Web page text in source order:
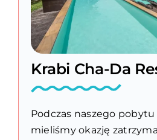
Krabi Cha-Da
Podczas naszego pobytu
mieliśmy okazję